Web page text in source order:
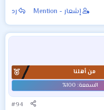
إشعار - Mention رد
من أهلنا
#94